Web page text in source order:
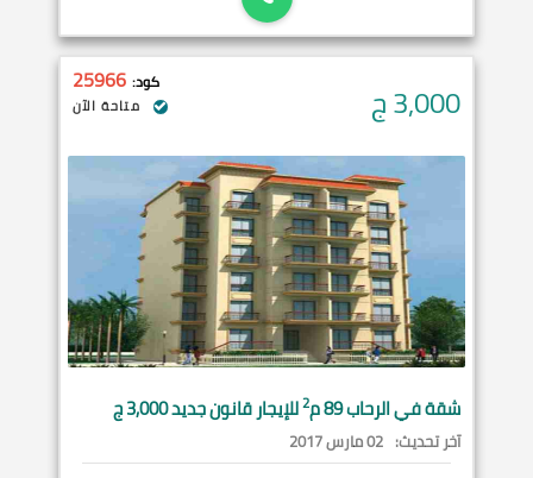
3,000ج كود: 25966
متاحة الآن
شقة فيالرحاب89 م 2للإيجار قانون جديد 3,000 ج
آخر تحديث: 02 مارس 2017